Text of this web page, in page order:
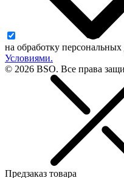
на обработку
Условиями.
© 2026 BSO. Все права
Предзаказ товара